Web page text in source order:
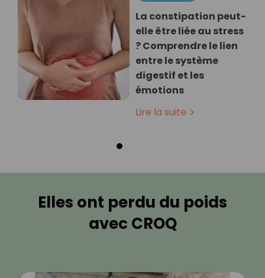
La constipation peut-
elle être liée au stress
? Comprendre le lien
entre le système
digestif et les
émotions
Lire la suite
Elles ont perdu du poids
avec CROQ